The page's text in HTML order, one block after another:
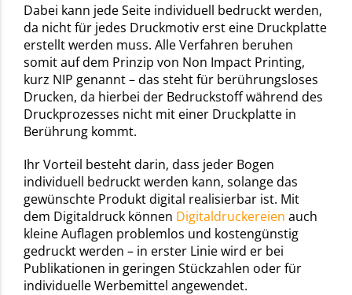
Dabei kann jede Seite individuell bedruckt werden,
da nicht für jedes Druckmotiv erst eine Druckplatte
erstellt werden muss. Alle Verfahren beruhen
somit auf dem Prinzip von Non Impact Printing,
kurz NIP genannt – das steht für berührungsloses
Drucken, da hierbei der Bedruckstoff während des
Druckprozesses nicht mit einer Druckplatte in
Berührung kommt.
Ihr Vorteil besteht darin, dass jeder Bogen
individuell bedruckt werden kann, solange das
gewünschte Produkt digital realisierbar ist. Mit
dem Digitaldruck können Digitaldruckereien auch
kleine Auflagen problemlos und kostengünstig
gedruckt werden – in erster Linie wird er bei
Publikationen in geringen Stückzahlen oder für
individuelle Werbemittel angewendet.